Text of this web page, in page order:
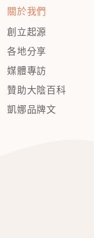
關於我們
創立起源
各地分享
媒體專訪
贊助大陰百科
凱娜品牌文